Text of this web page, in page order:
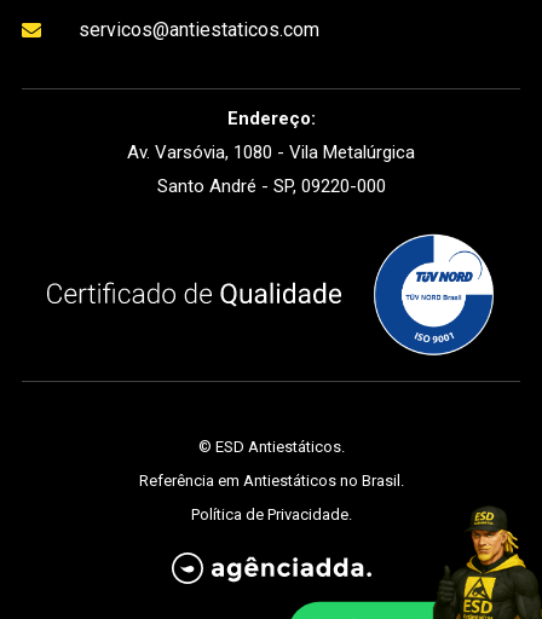
 servicos@antiestaticos.com
Endereço:
Av. Varsóvia, 1080 - Vila Metalúrgica
Santo André - SP, 09220-000
© ESD Antiestáticos.
Referência em Antiestáticos no Brasil.
Política de Privacidade.